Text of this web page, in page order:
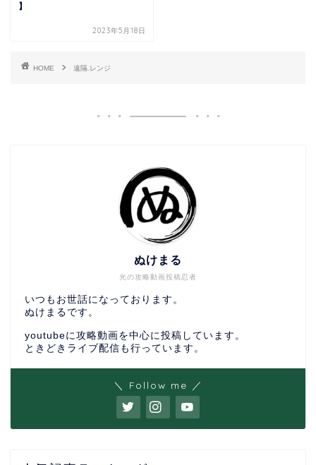
】
2023年5月18日
HOME 遠隔.レンジ
光の攻略動画投稿忍者
ぬけまる
いつもお世話になっております。
ぬけまるです。
youtubeに攻略動画を中心に投稿しています。
ときどきライブ配信も行っています。
＼ Follow me ／